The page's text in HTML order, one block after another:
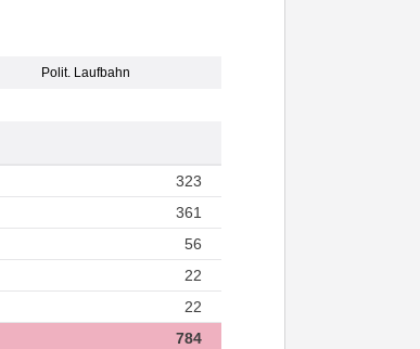
Polit. Laufbahn
323
361
56
22
22
784